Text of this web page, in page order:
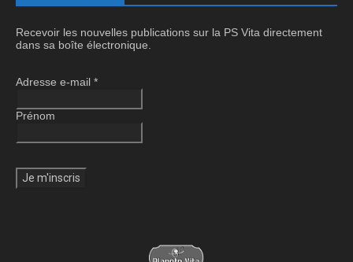
Recevoir les nouvelles publications sur la PS Vita directement
dans sa boîte électronique.
Adresse e-mail *
Prénom